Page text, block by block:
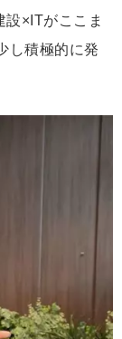
×ITがここま
し積極的に発